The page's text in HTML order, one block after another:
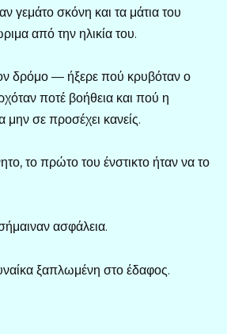
γεμάτο σκόνη και τα μάτια του
από την ηλικία του.
δρόμο — ήξερε πού κρυβόταν ο
ποτέ βοήθεια και πού η
μην σε προσέχει κανείς.
το πρώτο του ένστικτο ήταν να το
ασφάλεια.
ξαπλωμένη στο έδαφος.